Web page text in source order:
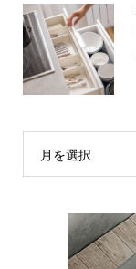
月を選択